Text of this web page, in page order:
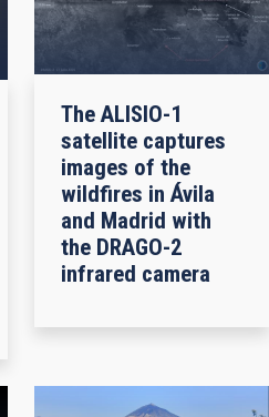
The ALISIO-1
satellite captures
images of the
wildfires in Ávila
and Madrid with
the DRAGO-2
infrared camera